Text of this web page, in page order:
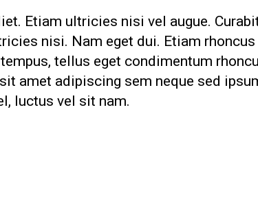
Etiam ultricies nisi vel augue.
nisi. Nam eget dui. Etiam rhoncus
tellus eget condimentum
amet adipiscing sem neque sed
luctus vel sit nam.